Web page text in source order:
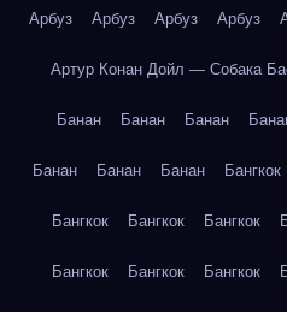
Арбуз Арбуз Арбуз Арбуз
Артур Конан Дойл — Собака
Банан Банан Банан
Банан Банан Банан Бангкок
Бангкок Бангкок Бангкок
Бангкок Бангкок Бангкок